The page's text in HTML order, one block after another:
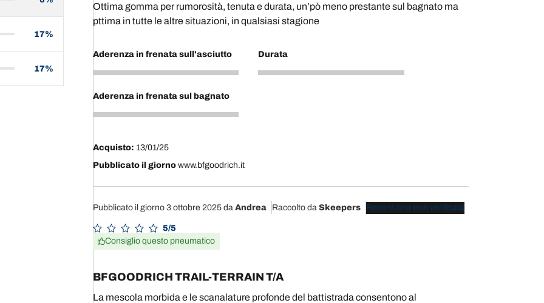
17%
17%
Ottima gomma per rumorosità, tenuta e durata, un’pò meno prestante sul bagnato ma
pttima in tutte le altre situazioni, in qualsiasi stagione
Aderenza in frenata sull'asciutto
5
Durata
5
Aderenza in frenata sul bagnato
4
Acquisto: 13/01/25
Pubblicato il giornowww.bfgoodrich.it
Pubblicato il giorno 3 ottobre 2025 da Andrea Raccolto da Skeepers Recensione non verificata
5/5
Consiglio questo pneumatico
BFGOODRICH TRAIL-TERRAIN T/A
La mescola morbida e le scanalature profonde del battistrada consentono al